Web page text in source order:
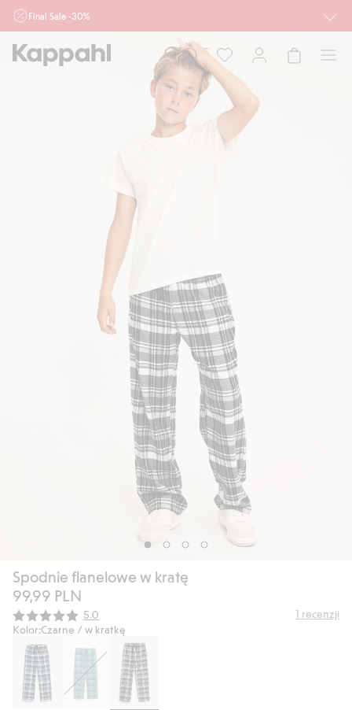
Final Sale -30%
działu outlet do 10.8 w sklepach Kappahl i Newbie oraz na kappahl.com. Ofert
nie łączymy
Dziecko
Niemowlę
Spodnie flanelowe w kratę
99,99 PLN
Średnia ocena:
5.0 1 recenzji
Kolor:Czarne / w kratkę